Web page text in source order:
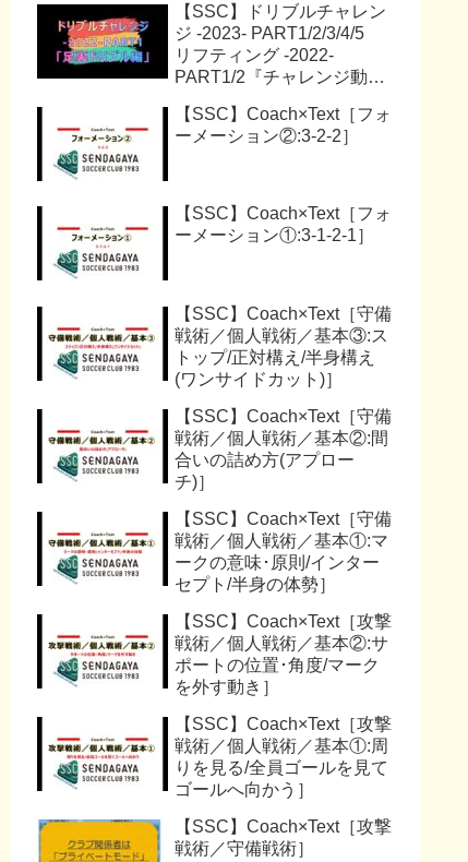
画』
【SSC】ドリブルチャレン
ジ -2023- PART1/2/3/4/5
リフティング -2022-
PART1/2『チャレンジ動
【SSC】Coach×Text［フォ
ーメーション②:3-2-2］
【SSC】Coach×Text［フォ
ーメーション①:3-1-2-1］
【SSC】Coach×Text［守備
戦術／個人戦術／基本③:ス
トップ/正対構え/半身構え
(ワンサイドカット)］
【SSC】Coach×Text［守備
戦術／個人戦術／基本②:間
合いの詰め方(アプロー
チ)］
【SSC】Coach×Text［守備
戦術／個人戦術／基本①:マ
ークの意味･原則/インター
セプト/半身の体勢］
【SSC】Coach×Text［攻撃
戦術／個人戦術／基本②:サ
ポートの位置･角度/マーク
を外す動き］
【SSC】Coach×Text［攻撃
戦術／個人戦術／基本①:周
りを見る/全員ゴールを見て
ゴールへ向かう］
【SSC】Coach×Text［攻撃
戦術／守備戦術］